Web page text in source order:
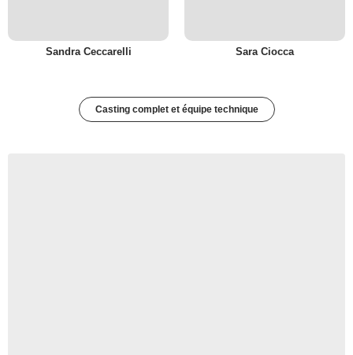
Sandra Ceccarelli Sara Ciocca
Casting complet et équipe technique